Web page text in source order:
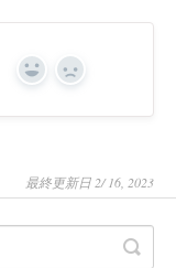
Yes No
最終更新日 2/ 16, 2023